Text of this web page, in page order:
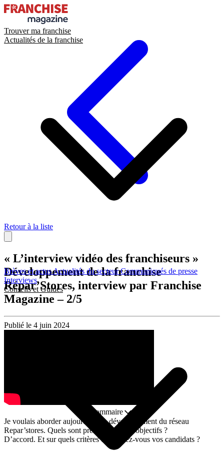
Trouver ma franchise
Actualités de la franchise
Brèves et actusActualités du secteurCommuniqués de presse
Interviews
Conseils et Guides
Retour à la liste
« L’interview vidéo des franchiseurs »
Développement de la franchise
Répar’Stores, interview par Franchise
Magazine – 2/5
Publié le 4 juin 2024
Sommaire
Je voulais aborder aujourd’hui le développement du réseau
Repar’stores. Quels sont précisément vos objectifs ?
D’accord. Et sur quels critères choisissez-vous vos candidats ?